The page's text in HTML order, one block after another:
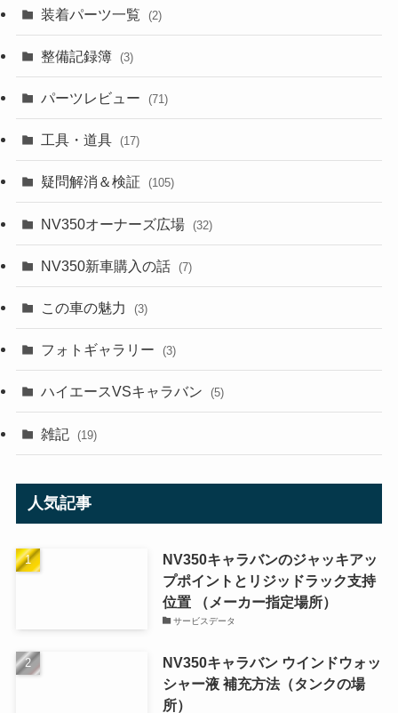
装着パーツ一覧 (2)
整備記録簿 (3)
パーツレビュー (71)
工具・道具 (17)
疑問解消＆検証 (105)
NV350オーナーズ広場 (32)
NV350新車購入の話 (7)
この車の魅力 (3)
フォトギャラリー (3)
ハイエースVSキャラバン (5)
雑記 (19)
人気記事
NV350キャラバンのジャッキアッ
プポイントとリジッドラック支持
位置 （メーカー指定場所）
サービスデータ
NV350キャラバン ウインドウォッ
シャー液 補充方法（タンクの場
所）